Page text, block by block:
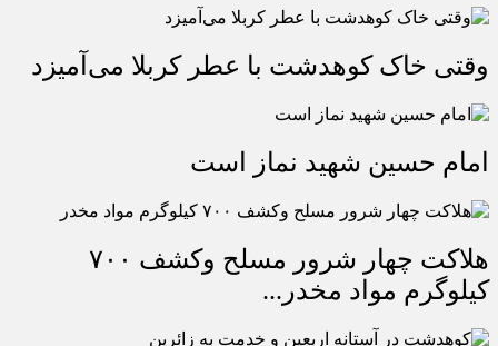
وقتی خاک کوهدشت با عطر کربلا می‌آمیزد
امام حسین شهید نماز است
هلاکت چهار شرور مسلح وکشف ۷۰۰
کیلوگرم مواد مخدر...